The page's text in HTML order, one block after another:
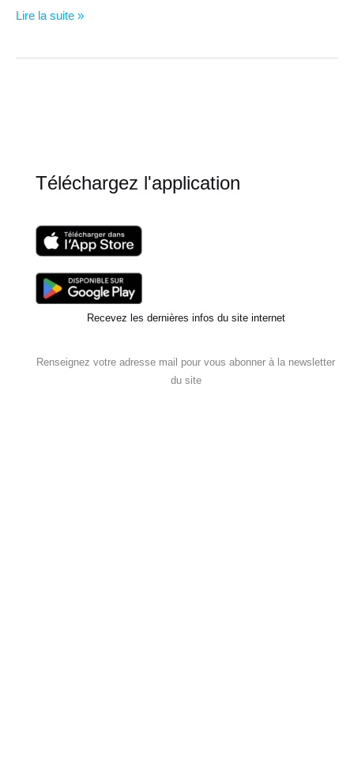
Parcours
Lire la suite »
Téléchargez l'application
Recevez les dernières infos du site internet
Renseignez votre adresse mail pour vous abonner à la newsletter
du site